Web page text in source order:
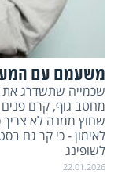
משעמם עם
שכמייה שתשדרג
מחטב גוף, קרם
שחוץ ממנה לא צריך
לאימון - כי קר גם
לשופינג
22.01.2026